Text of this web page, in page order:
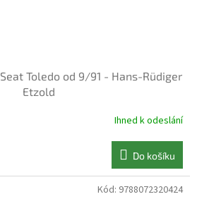
Seat Toledo od 9/91 - Hans-Rüdiger
Etzold
Ihned k odeslání
Do košíku
Kód: 9788072320424